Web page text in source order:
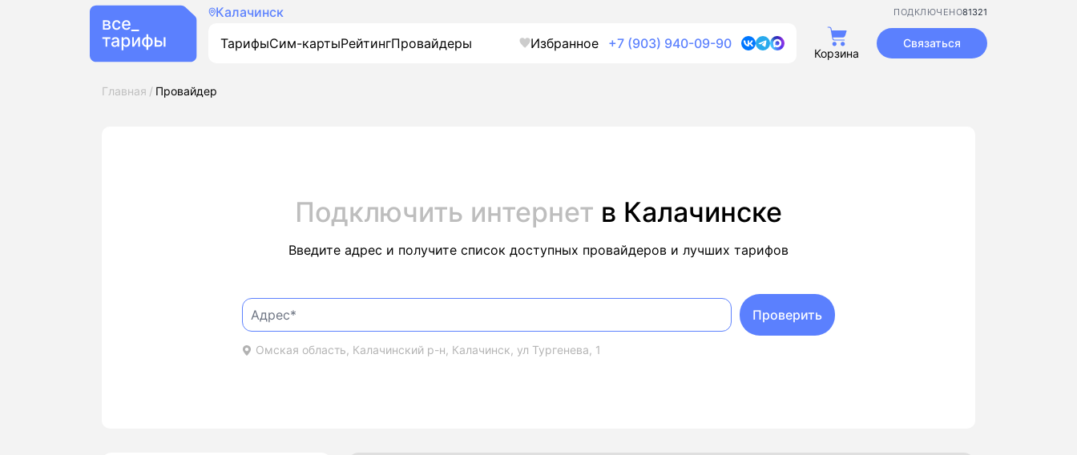
Калачинск 81321
ПОДКЛЮЧЕНО
ТарифыСим-картыРейтингПровайдеры Избранное +7 (903) 940-09-90
Корзина
Связаться
Главная Провайдер
Подключить интернет в Калачинске
Введите адрес и получите список доступных провайдеров и лучших тарифов
Омская область, Калачинский р-н, Калачинск, ул Тургенева, 1
Проверить